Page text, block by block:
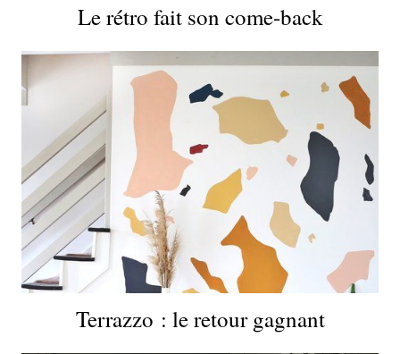
Le rétro fait son come-back
Terrazzo : le retour gagnant